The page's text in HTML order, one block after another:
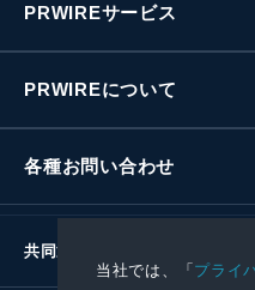
当社では、「プライ
PRWIREサービス
PRWIREについて
各種お問い合わせ
共同通信社グループ